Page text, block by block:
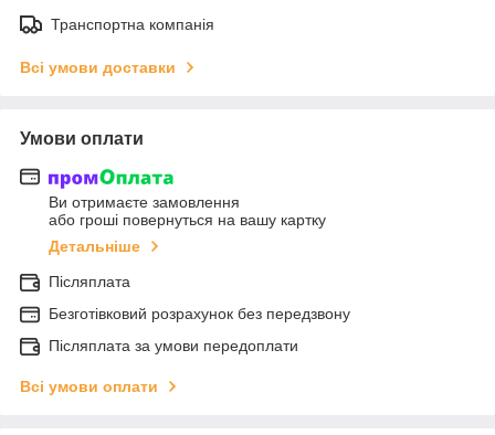
Транспортна компанія
Всі умови доставки
Умови оплати
Ви отримаєте замовлення
або гроші повернуться на вашу картку
Детальніше
Післяплата
Безготівковий розрахунок без передзвону
Післяплата за умови передоплати
Всі умови оплати